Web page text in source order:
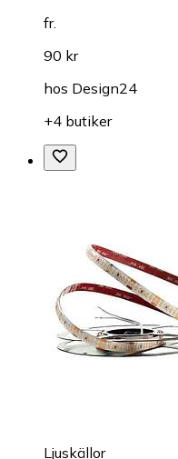
fr.
90 kr
hos Design24
+4 butiker
Ljuskällor